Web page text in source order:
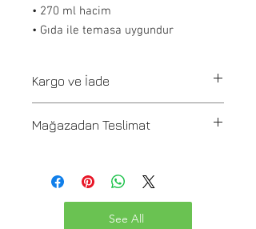
• 270 ml hacim
• Gıda ile temasa uygundur
Kargo ve İade
kargoya verilir. Stoğu olmayan ürünler
sağlanır. Yurtiçi Kargo ile ürünlerinizi
verildiğinde kargo takip kodu siteye
Mağazadan Teslimat
gelip 2 saat içinde teslim alınabilir.
Adres: Bitez Mahallesi Mandalin Cad.
No:28/A , Bodrum, Muğla, 48470, Turkey
See All